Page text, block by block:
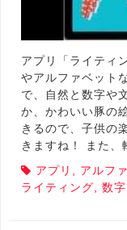
アプリ「ライティ
やアルファベット
で、自然と数字や
か、かわいい豚の
きるので、子供の
きますね！ また、
アプリ
アルフ
ライティング
数字